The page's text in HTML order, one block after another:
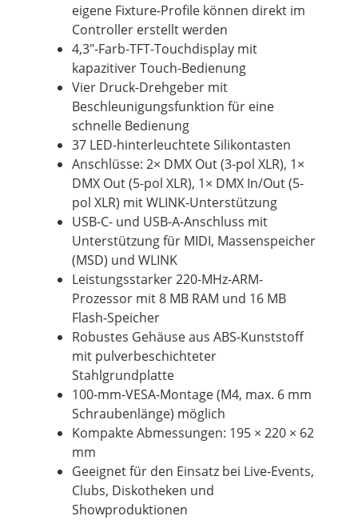
eigene Fixture-Profile können direkt im
Controller erstellt werden
4,3"-Farb-TFT-Touchdisplay mit
kapazitiver Touch-Bedienung
Vier Druck-Drehgeber mit
Beschleunigungsfunktion für eine
schnelle Bedienung
37 LED-hinterleuchtete Silikontasten
Anschlüsse: 2× DMX Out (3-pol XLR), 1×
DMX Out (5-pol XLR), 1× DMX In/Out (5-
pol XLR) mit WLINK-Unterstützung
USB-C- und USB-A-Anschluss mit
Unterstützung für MIDI, Massenspeicher
(MSD) und WLINK
Leistungsstarker 220-MHz-ARM-
Prozessor mit 8 MB RAM und 16 MB
Flash-Speicher
Robustes Gehäuse aus ABS-Kunststoff
mit pulverbeschichteter
Stahlgrundplatte
100-mm-VESA-Montage (M4, max. 6 mm
Schraubenlänge) möglich
Kompakte Abmessungen: 195 × 220 × 62
mm
Geeignet für den Einsatz bei Live-Events,
Clubs, Diskotheken und
Showproduktionen